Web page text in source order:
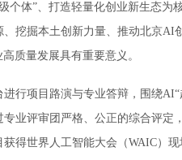
个体”、打造轻量化创业新生态为
挖掘本土创新力量、推动北京AI
质量发展具有重要意义。
行项目路演与专业答辩，围绕
业评审团严格、公正的综合评定
得世界人工智能大会（WAIC）